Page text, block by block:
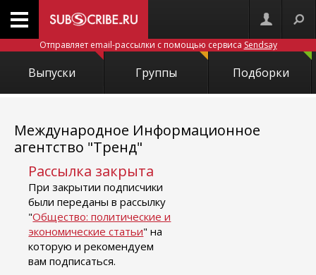
Отправляет email-рассылки с помощью сервиса Sendsay
Выпуски Группы Подборки
Международное Информационное
агентство "Тренд"
Рассылка закрыта
При закрытии подписчики
были переданы в рассылку
"Общество: политические и
экономические статьи" на
которую и рекомендуем
вам подписаться.